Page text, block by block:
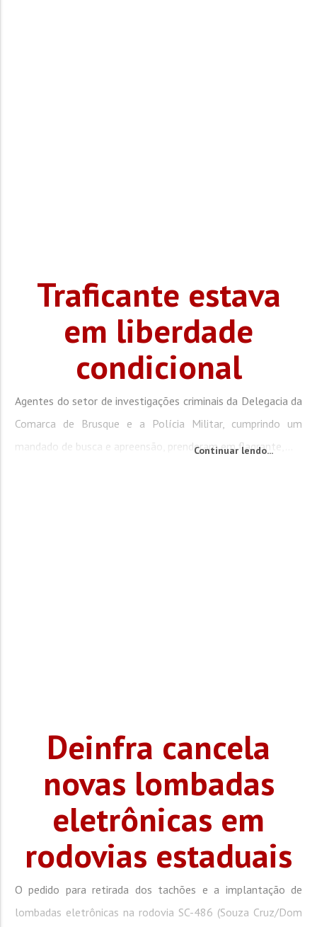
Traficante estava
em liberdade
condicional
Agentes do setor de investigações criminais da Delegacia da
Comarca de Brusque e a Polícia Militar, cumprindo um
mandado de busca e apreensão, prenderam em flagrante,...
Continuar lendo...
Deinfra cancela
novas lombadas
eletrônicas em
rodovias estaduais
O pedido para retirada dos tachões e a implantação de
lombadas eletrônicas na rodovia SC-486 (Souza Cruz/Dom